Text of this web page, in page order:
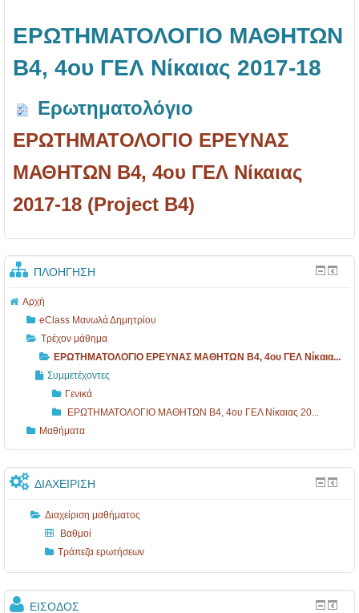
ΕΡΩΤΗΜΑΤΟΛΟΓΙΟ ΜΑΘΗΤΩΝ
B4, 4ου ΓΕΛ Νίκαιας 2017-18
Ερωτηματολόγιο
ΕΡΩΤΗΜΑΤΟΛΟΓΙΟ ΕΡΕΥΝΑΣ
ΜΑΘΗΤΩΝ B4, 4ου ΓΕΛ Νίκαιας
2017-18 (Project B4)
ΠΛΟΉΓΗΣΗ
Αρχή
eClass Μανωλά Δημητρίου
Τρέχον μάθημα
ΕΡΩΤΗΜΑΤΟΛΟΓΙΟ ΕΡΕΥΝΑΣ ΜΑΘΗΤΩΝ B4, 4ου ΓΕΛ Νίκαια...
Συμμετέχοντες
Γενικά
ΕΡΩΤΗΜΑΤΟΛΟΓΙΟ ΜΑΘΗΤΩΝ B4, 4ου ΓΕΛ Νίκαιας 20...
Μαθήματα
ΔΙΑΧΕΊΡΙΣΗ
Διαχείριση μαθήματος
Βαθμοί
Τράπεζα ερωτήσεων
ΕΊΣΟΔΟΣ